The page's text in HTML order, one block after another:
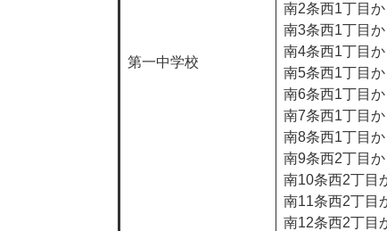
第一中学校
南2条西1丁目
南3条西1丁目
南4条西1丁目
南5条西1丁目
南6条西1丁目
南7条西1丁目
南8条西1丁目
南9条西2丁目
南10条西2丁目
南11条西2丁目
南12条西2丁目